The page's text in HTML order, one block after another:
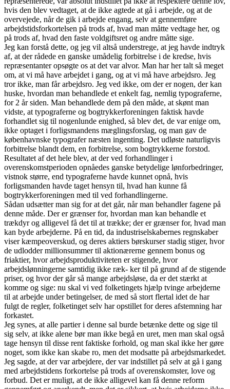
hvis den blev vedtaget, at de ikke agtede at gå i arbejde, og at de
overvejede, når de gik i arbejde engang, selv at gennemføre
arbejdstidsforkortelsen på trods af, hvad man måtte vedtage her, og
på trods af, hvad den faste voldgiftsret og andre måtte sige.
Jeg kan forstå dette, og jeg vil altså understrege, at jeg havde indtryk
af, at der rådede en ganske umådelig forbitrelse i de kredse, hvis
repræsentanter opsøgte os at det var alvor. Man har her talt så meget
om, at vi må have arbejdet i gang, og at vi må have arbejdsro. Jeg
tror ikke, man får arbejdsro. Jeg ved ikke, om der er nogen, der kan
huske, hvordan man behandlede et enkelt fag, nemlig typograferne,
for 2 år siden. Man behandlede dem på den måde, at skønt man
vidste, at typograferne og bogtrykkerforeningen faktisk havde
forhandlet sig til nogenlunde enighed, så blev det, de var enige om,
ikke optaget i forligsmandens mæglingsforslag, og man gav de
københavnske typografer næsten ingenting. Det udløste naturligvis
forbitrelse blandt dem, en forbitrelse, som bogtrykkerne forstod.
Resultatet af det hele blev, at der ved forhandlinger i
overenskomstperioden opnåedes ganske betydelige lønforbedringer,
vistnok større, end typograferne havde kunnet opnå, hvis
forligsmanden havde taget hensyn til, hvad han kunne få
bogtrykkerforeningen med til ved forhandlingerne.
Sådan udsætter man sig for at det går, når man behandler fagene på
denne måde. Der er grænser for, hvordan man kan behandle et
trækdyr og alligevel få det til at trække; der er grænser for, hvad man
kan byde arbejderne. På en tid, da industriselskabernes regnskaber
viser kæmpeoverskud, og deres aktiers børskurser stadig stiger, hvor
de udlodder millionsummer til aktionærerne gennem bonus og
friaktier, hvor arbejdsproduktiviteten er stigende, hvor
arbejdslønningerne samtidig ikke ræk- ker til på grund af de stigende
priser, og hvor der går så mange arbejdsløse, da er det stærkt at
komme og sige: nu skal vi ved folketingets hjælp tvinge arbejderne
til at arbejde under betingelser, de med så stort flertal idet de har
fulgt de regler, folketinget selv har opstillet for deres afstemning har
forkastet.
Jeg synes, at alle partier i denne sal burde betænke dette og sige til
sig selv, at ikke alene bør man ikke begå en uret, men man skal også
tage hensyn til disse rent faktiske forhold, og man skal ikke her gøre
noget, som ikke kan skabe ro, men det modsatte på arbejdsmarkedet.
Jeg sagde, at der var arbejdere, der var indstillet på selv at gå i gang
med arbejdstidens forkortelse på trods af overenskomster, love og
forbud. Det er muligt, at de ikke alligevel kan få denne reform